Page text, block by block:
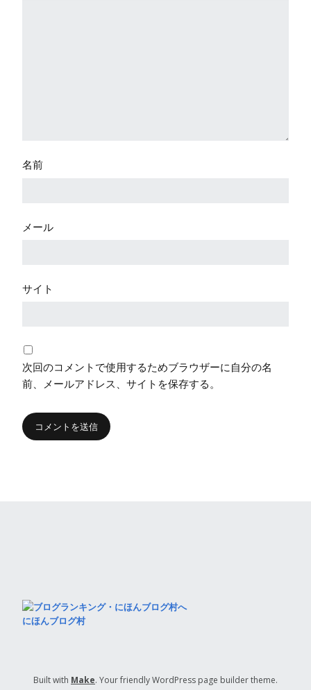
名前
メール
サイト
次回のコメントで使用するためブラウザーに自分の名
前、メールアドレス、サイトを保存する。
にほんブログ村
Built with Make. Your friendly WordPress page builder theme.